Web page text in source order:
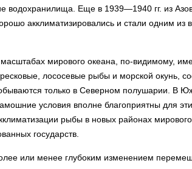
водохранилища. Еще в 1939—1940 гг. из
акклиматизировались и стали одним из
мирового океана, по-видимому,
лососевые рыбы и морской окунь,
только в Северном полушарии. В
условия вполне благоприятны для
рыбы в новых районах
государств.
или менее глубоким изменением